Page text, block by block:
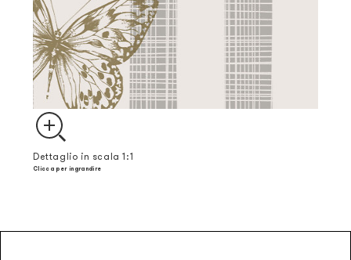
Dettaglio in scala 1:1
Clicca per ingrandire